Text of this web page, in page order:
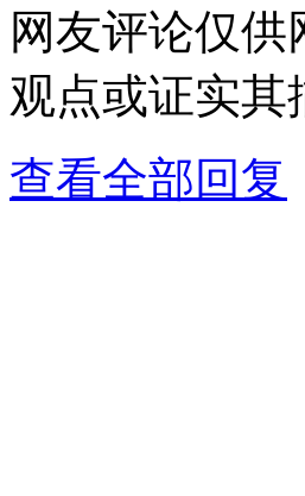
网友评论仅
观点或证实其
查看全部回复